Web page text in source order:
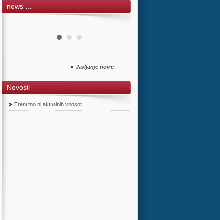
news …
Javljanje novic
Novosti
Trenutno ni aktualnih vnosov